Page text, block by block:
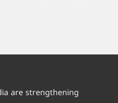
are strengthening